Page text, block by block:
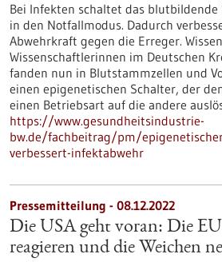
Bei Infekten schaltet das blutbildende
in den Notfallmodus. Dadurch
Abwehrkraft gegen die Erreger.
Wissenschaftlerinnen im Deutschen
fanden nun in Blutstammzellen und
einen epigenetischen Schalter, der
einen Betriebsart auf die andere
https://www.gesundheitsindustrie-
bw.de/fachbeitrag/pm/
verbessert-infektabwehr
Pressemitteilung - 08.12.2022
Die USA geht voran: Die
reagieren und die Weichen